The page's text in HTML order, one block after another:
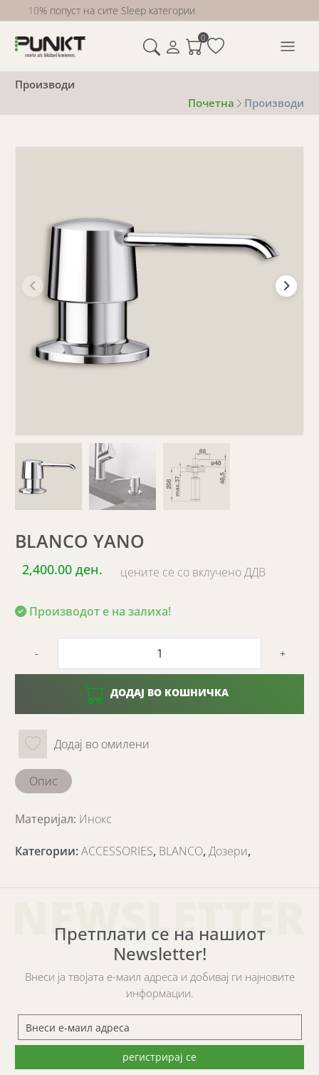
10% попуст на сите Sleep категории
0
Производи
Почетна
Производи
BLANCO YANO
2,400.00 ден. цените се со вклучено ДДВ
Производот е на залиха!
- +
ДОДАЈ ВО КОШНИЧКА
Додај во омилени
Опис
Материјал: Инокс
Категории:ACCESSORIES, BLANCO,Дозери,
NEWSLETTER
Претплати се на нашиот
Newsletter!
Внеси ја твојата е-маил адреса и добивај ги најновите
информации.
регистрирај се